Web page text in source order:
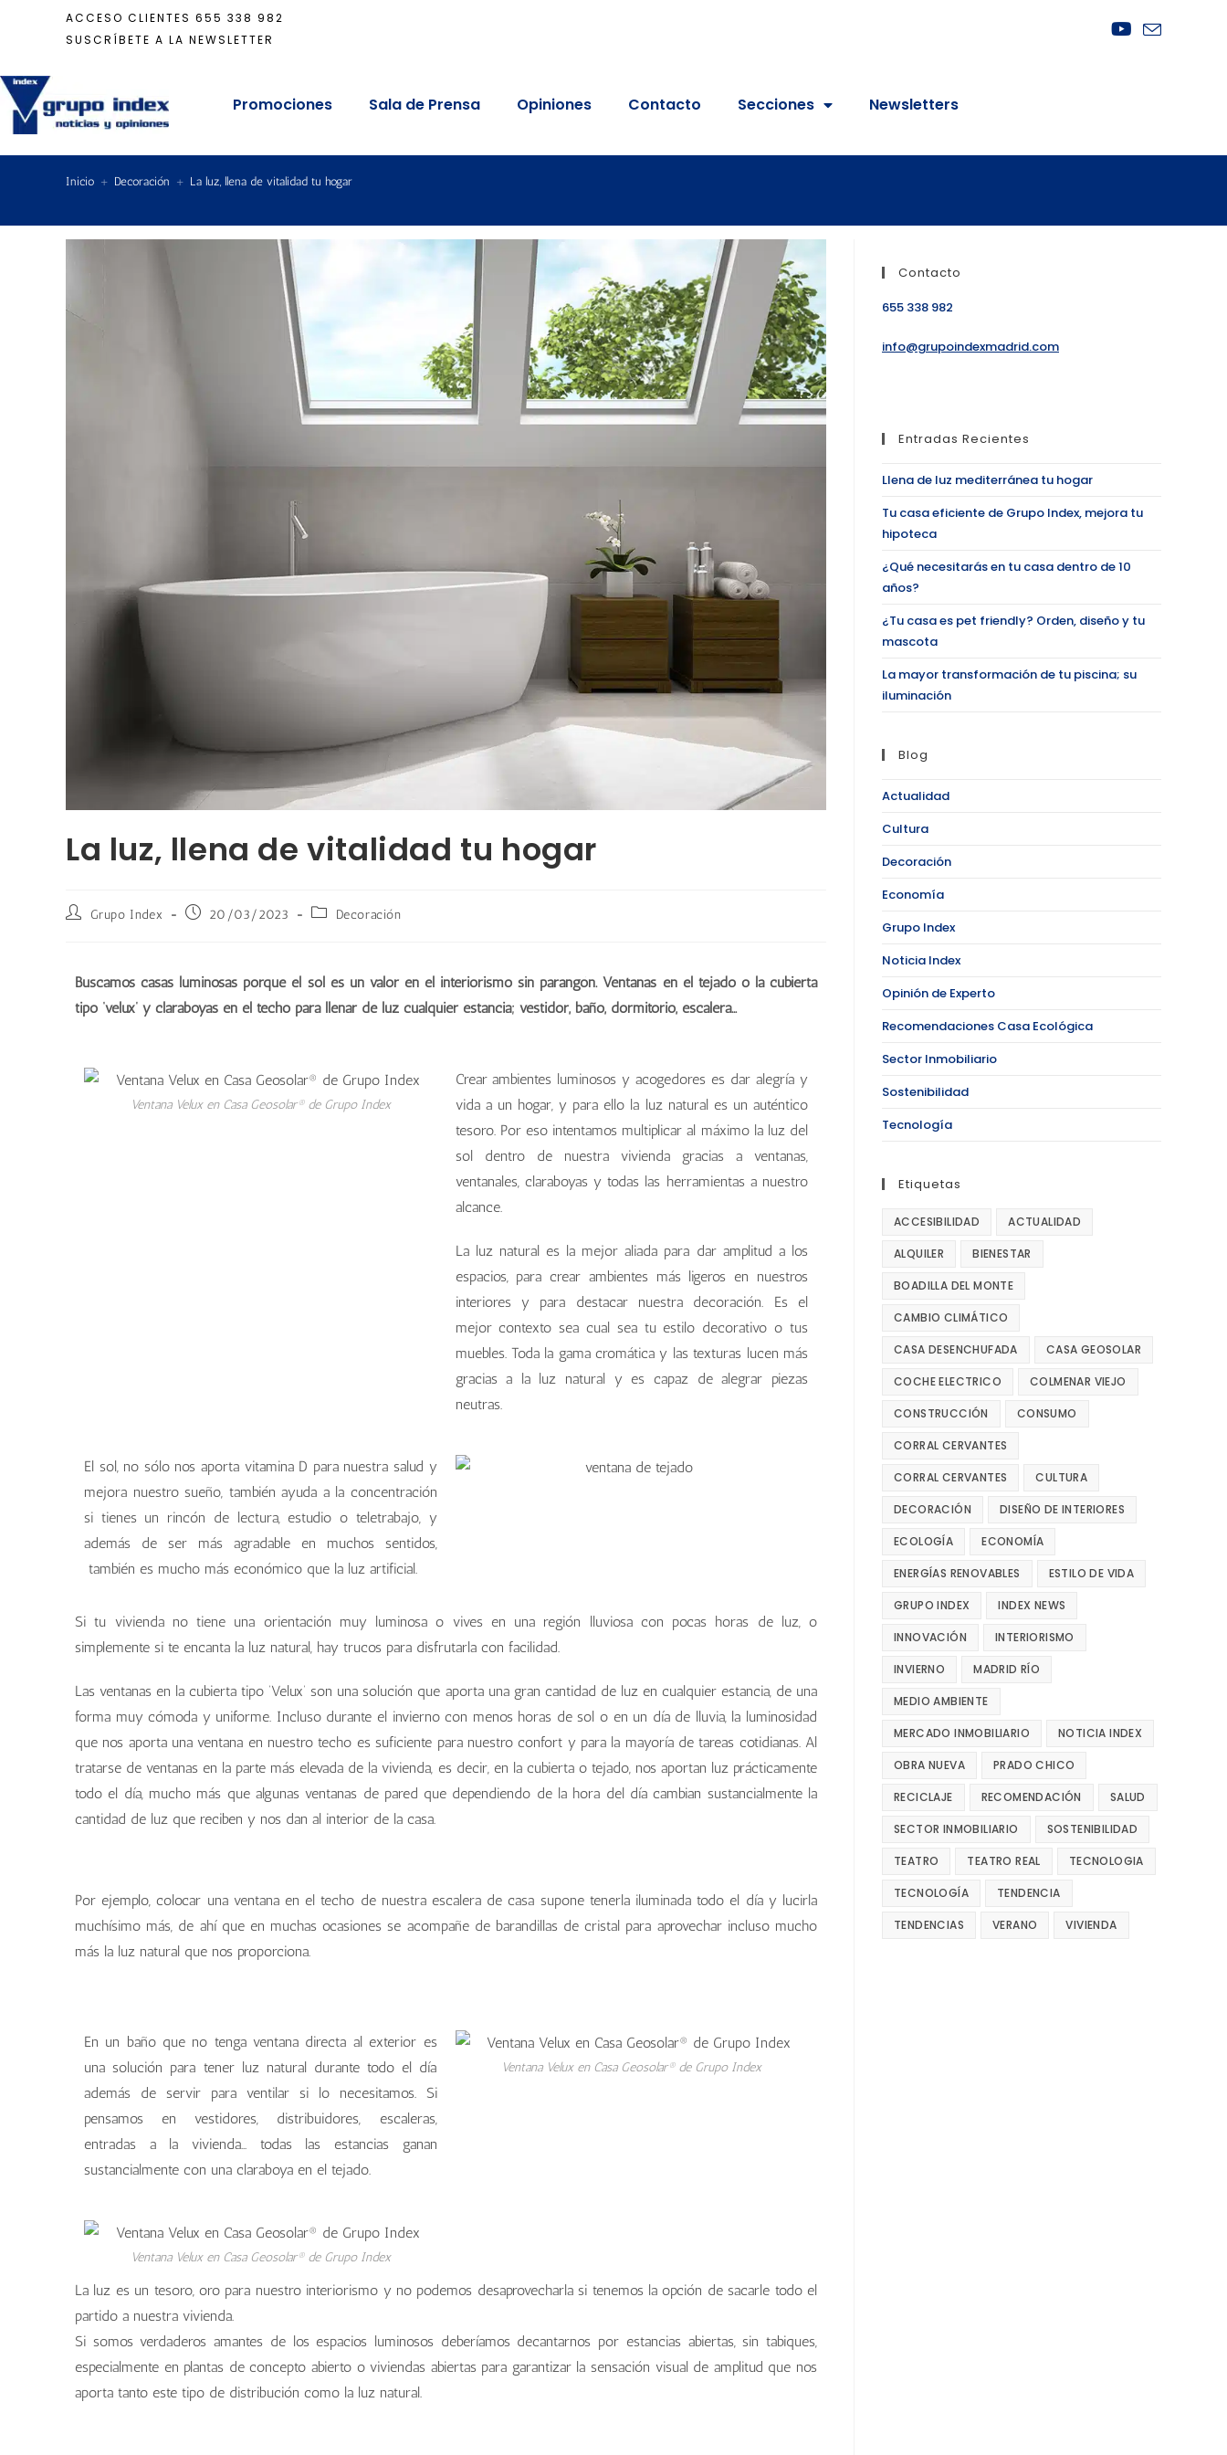
ACCESO CLIENTES 655 338 982
SUSCRÍBETE A LA NEWSLETTER
Promociones Sala de Prensa Opiniones Contacto Secciones Newsletters
Inicio + Decoración + La luz, llena de vitalidad tu hogar
La luz, llena de vitalidad tu hogar
Grupo Index 20/03/2023 Decoración
Buscamos casas luminosas porque el sol es un valor en el interiorismo sin parangón. Ventanas en el tejado o la cubierta
tipo ‘velux’ y claraboyas en el techo para llenar de luz cualquier estancia; vestidor, baño, dormitorio, escalera…
Ventana Velux en Casa Geosolar® de Grupo Index
Crear ambientes luminosos y acogedores es dar alegría y
vida a un hogar, y para ello la luz natural es un auténtico
tesoro. Por eso intentamos multiplicar al máximo la luz del
sol dentro de nuestra vivienda gracias a ventanas,
ventanales, claraboyas y todas las herramientas a nuestro
alcance.
La luz natural es la mejor aliada para dar amplitud a los
espacios, para crear ambientes más ligeros en nuestros
interiores y para destacar nuestra decoración. Es el
mejor contexto sea cual sea tu estilo decorativo o tus
muebles. Toda la gama cromática y las texturas lucen más
gracias a la luz natural y es capaz de alegrar piezas
neutras.
El sol, no sólo nos aporta vitamina D para nuestra salud y
mejora nuestro sueño, también ayuda a la concentración
si tienes un rincón de lectura, estudio o teletrabajo, y
además de ser más agradable en muchos sentidos,
también es mucho más económico que la luz artificial.
Si tu vivienda no tiene una orientación muy luminosa o vives en una región lluviosa con pocas horas de luz, o
simplemente si te encanta la luz natural, hay trucos para disfrutarla con facilidad.
Las ventanas en la cubierta tipo ‘Velux’ son una solución que aporta una gran cantidad de luz en cualquier estancia, de una
forma muy cómoda y uniforme. Incluso durante el invierno con menos horas de sol o en un día de lluvia, la luminosidad
que nos aporta una ventana en nuestro techo es suficiente para nuestro confort y para la mayoría de tareas cotidianas. Al
tratarse de ventanas en la parte más elevada de la vivienda, es decir, en la cubierta o tejado, nos aportan luz prácticamente
todo el día, mucho más que algunas ventanas de pared que dependiendo de la hora del día cambian sustancialmente la
cantidad de luz que reciben y nos dan al interior de la casa.
Por ejemplo, colocar una ventana en el techo de nuestra escalera de casa supone tenerla iluminada todo el día y lucirla
muchísimo más, de ahí que en muchas ocasiones se acompañe de barandillas de cristal para aprovechar incluso mucho
más la luz natural que nos proporciona.
En un baño que no tenga ventana directa al exterior es
una solución para tener luz natural durante todo el día
además de servir para ventilar si lo necesitamos. Si
pensamos en vestidores, distribuidores, escaleras,
entradas a la vivienda... todas las estancias ganan
sustancialmente con una claraboya en el tejado.
Ventana Velux en Casa Geosolar® de Grupo Index
Ventana Velux en Casa Geosolar® de Grupo Index
La luz es un tesoro, oro para nuestro interiorismo y no podemos desaprovecharla si tenemos la opción de sacarle todo el
partido a nuestra vivienda.
Si somos verdaderos amantes de los espacios luminosos deberíamos decantarnos por estancias abiertas, sin tabiques,
especialmente en plantas de concepto abierto o viviendas abiertas para garantizar la sensación visual de amplitud que nos
aporta tanto este tipo de distribución como la luz natural.
Contacto
655 338 982
info@grupoindexmadrid.com
Entradas Recientes
Llena de luz mediterránea tu hogar
Tu casa eficiente de Grupo Index, mejora tu
hipoteca
¿Qué necesitarás en tu casa dentro de 10
años?
¿Tu casa es pet friendly? Orden, diseño y tu
mascota
La mayor transformación de tu piscina; su
iluminación
Blog
Actualidad
Cultura
Decoración
Economía
Grupo Index
Noticia Index
Opinión de Experto
Recomendaciones Casa Ecológica
Sector Inmobiliario
Sostenibilidad
Tecnología
Etiquetas
ACCESIBILIDAD ACTUALIDAD
ALQUILER BIENESTAR
BOADILLA DEL MONTE
CAMBIO CLIMÁTICO
CASA DESENCHUFADA CASA GEOSOLAR
COCHE ELECTRICO COLMENAR VIEJO
CONSTRUCCIÓN CONSUMO
CORRAL CERVANTES
CORRAL CERVANTES CULTURA
DECORACIÓN DISEÑO DE INTERIORES
ECOLOGÍA ECONOMÍA
ENERGÍAS RENOVABLES ESTILO DE VIDA
GRUPO INDEX INDEX NEWS
INNOVACIÓN INTERIORISMO
INVIERNO MADRID RÍO
MEDIO AMBIENTE
MERCADO INMOBILIARIO NOTICIA INDEX
OBRA NUEVA PRADO CHICO
RECICLAJE RECOMENDACIÓN SALUD
SECTOR INMOBILIARIO SOSTENIBILIDAD
TEATRO TEATRO REAL TECNOLOGIA
TECNOLOGÍA TENDENCIA
TENDENCIAS VERANO VIVIENDA